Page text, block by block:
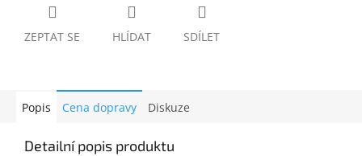
ZEPTAT SE HLÍDAT SDÍLET
Popis Cena dopravy Diskuze
Detailní popis produktu